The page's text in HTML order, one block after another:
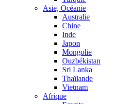
Asie, Océanie
Australie
Chine
Inde
Japon
Mongolie
Ouzbékistan
Sri Lanka
Thaïlande
Vietnam
Afrique